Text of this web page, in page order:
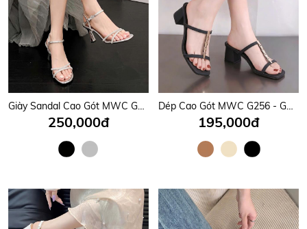
Giày Sandal Cao Gót MWC G010 - Sandal Cao Gót Thiết Kế Hở Hậu Kết Hợp Quai Cài Cổ Chân Siêu Hot, Quai Mảnh Đính Đá Sang Trọng Cao 11cm Tôn Dáng Đẹp Mê Hồn Thời Trang.
250,000đ
Dép Cao Gót MWC G256 - Guốc Cao Gót Nữ 6P Mũi Vuông, Quai Mảnh Phối Dãy Kim Loại Màu Vàng sang Chảnh, Thời Trang.
195,000đ